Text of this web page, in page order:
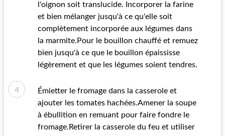
l'oignon soit translucide. Incorporer la farine
et bien mélanger jusqu'à ce qu'elle soit
complètement incorporée aux légumes dans
la marmite.Pour le bouillon chauffé et remuez
bien jusqu'à ce que le bouillon épaississe
légèrement et que les légumes soient tendres.
Émietter le fromage dans la casserole et
ajouter les tomates hachées.Amener la soupe
à ébullition en remuant pour faire fondre le
fromage.Retirer la casserole du feu et utiliser